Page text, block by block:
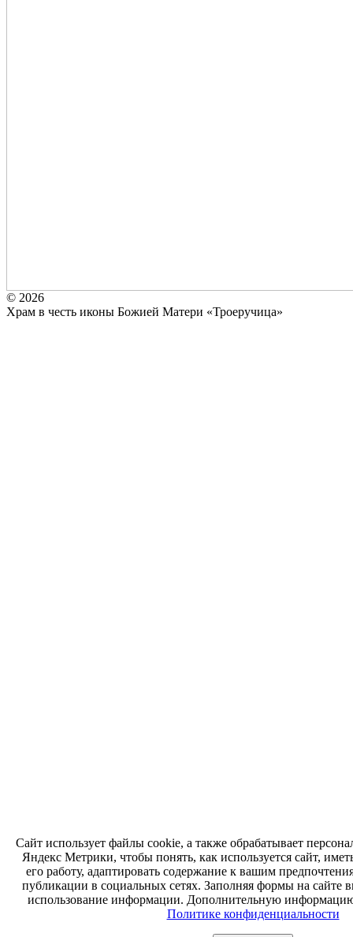
© 2026
Храм в честь иконы Божией Матери «Троеручица»
Сайт использует файлы cookie, а также обрабатывает
Яндекс Метрики, чтобы понять, как используется сайт,
его работу, адаптировать содержание к вашим
публикации в социальных сетях. Заполняя формы на сайте
использование информации. Дополнительную
Политике конфиденциальности